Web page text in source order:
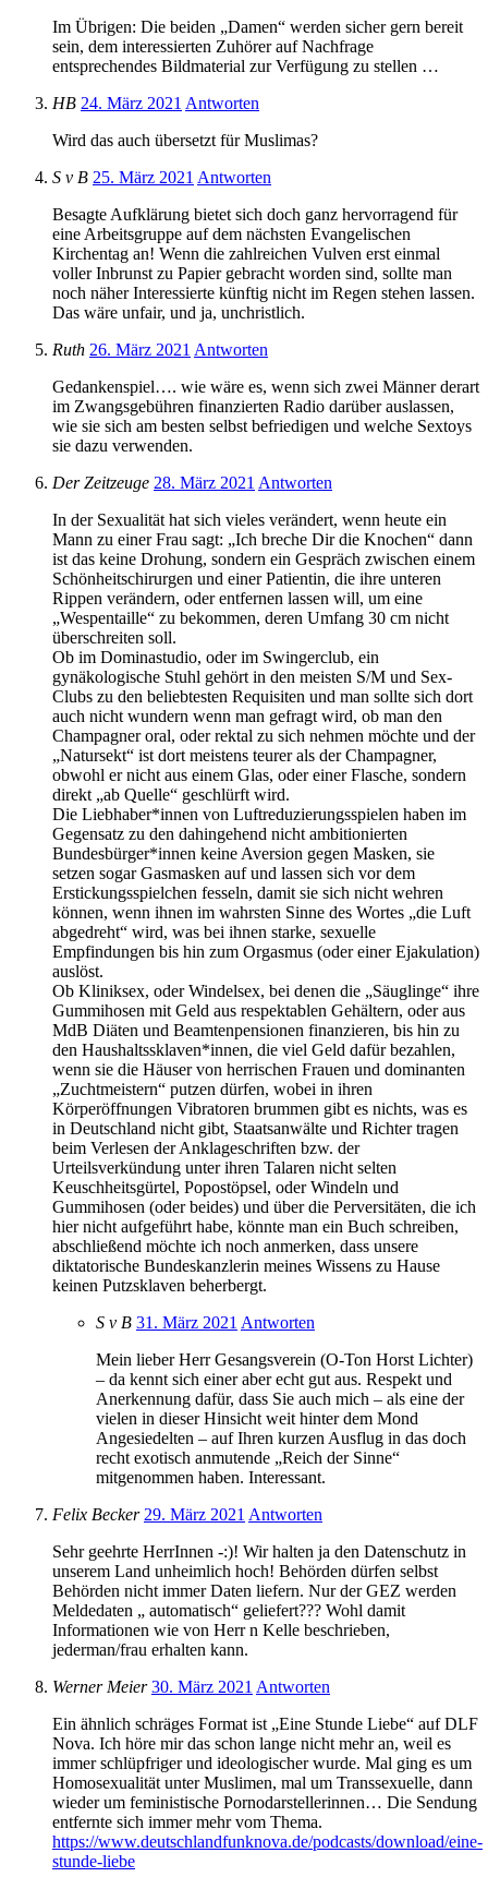
Im Übrigen: Die beiden „Damen“ werden sicher gern bereit
sein, dem interessierten Zuhörer auf Nachfrage
entsprechendes Bildmaterial zur Verfügung zu stellen …
HB 24. März 2021 Antworten
Wird das auch übersetzt für Muslimas?
S v B 25. März 2021 Antworten
Besagte Aufklärung bietet sich doch ganz hervorragend für
eine Arbeitsgruppe auf dem nächsten Evangelischen
Kirchentag an! Wenn die zahlreichen Vulven erst einmal
voller Inbrunst zu Papier gebracht worden sind, sollte man
noch näher Interessierte künftig nicht im Regen stehen lassen.
Das wäre unfair, und ja, unchristlich.
Ruth 26. März 2021 Antworten
Gedankenspiel…. wie wäre es, wenn sich zwei Männer derart
im Zwangsgebühren finanzierten Radio darüber auslassen,
wie sie sich am besten selbst befriedigen und welche Sextoys
sie dazu verwenden.
Der Zeitzeuge 28. März 2021 Antworten
In der Sexualität hat sich vieles verändert, wenn heute ein
Mann zu einer Frau sagt: „Ich breche Dir die Knochen“ dann
ist das keine Drohung, sondern ein Gespräch zwischen einem
Schönheitschirurgen und einer Patientin, die ihre unteren
Rippen verändern, oder entfernen lassen will, um eine
„Wespentaille“ zu bekommen, deren Umfang 30 cm nicht
überschreiten soll.
Ob im Dominastudio, oder im Swingerclub, ein
gynäkologische Stuhl gehört in den meisten S/M und Sex-
Clubs zu den beliebtesten Requisiten und man sollte sich dort
auch nicht wundern wenn man gefragt wird, ob man den
Champagner oral, oder rektal zu sich nehmen möchte und der
„Natursekt“ ist dort meistens teurer als der Champagner,
obwohl er nicht aus einem Glas, oder einer Flasche, sondern
direkt „ab Quelle“ geschlürft wird.
Die Liebhaber*innen von Luftreduzierungsspielen haben im
Gegensatz zu den dahingehend nicht ambitionierten
Bundesbürger*innen keine Aversion gegen Masken, sie
setzen sogar Gasmasken auf und lassen sich vor dem
Erstickungsspielchen fesseln, damit sie sich nicht wehren
können, wenn ihnen im wahrsten Sinne des Wortes „die Luft
abgedreht“ wird, was bei ihnen starke, sexuelle
Empfindungen bis hin zum Orgasmus (oder einer Ejakulation)
auslöst.
Ob Kliniksex, oder Windelsex, bei denen die „Säuglinge“ ihre
Gummihosen mit Geld aus respektablen Gehältern, oder aus
MdB Diäten und Beamtenpensionen finanzieren, bis hin zu
den Haushaltssklaven*innen, die viel Geld dafür bezahlen,
wenn sie die Häuser von herrischen Frauen und dominanten
„Zuchtmeistern“ putzen dürfen, wobei in ihren
Körperöffnungen Vibratoren brummen gibt es nichts, was es
in Deutschland nicht gibt, Staatsanwälte und Richter tragen
beim Verlesen der Anklageschriften bzw. der
Urteilsverkündung unter ihren Talaren nicht selten
Keuschheitsgürtel, Popostöpsel, oder Windeln und
Gummihosen (oder beides) und über die Perversitäten, die ich
hier nicht aufgeführt habe, könnte man ein Buch schreiben,
abschließend möchte ich noch anmerken, dass unsere
diktatorische Bundeskanzlerin meines Wissens zu Hause
keinen Putzsklaven beherbergt.
S v B 31. März 2021 Antworten
Mein lieber Herr Gesangsverein (O-Ton Horst Lichter)
– da kennt sich einer aber echt gut aus. Respekt und
Anerkennung dafür, dass Sie auch mich – als eine der
vielen in dieser Hinsicht weit hinter dem Mond
Angesiedelten – auf Ihren kurzen Ausflug in das doch
recht exotisch anmutende „Reich der Sinne“
mitgenommen haben. Interessant.
Felix Becker 29. März 2021 Antworten
Sehr geehrte HerrInnen -:)! Wir halten ja den Datenschutz in
unserem Land unheimlich hoch! Behörden dürfen selbst
Behörden nicht immer Daten liefern. Nur der GEZ werden
Meldedaten „ automatisch“ geliefert??? Wohl damit
Informationen wie von Herr n Kelle beschrieben,
jederman/frau erhalten kann.
Werner Meier 30. März 2021 Antworten
Ein ähnlich schräges Format ist „Eine Stunde Liebe“ auf DLF
Nova. Ich höre mir das schon lange nicht mehr an, weil es
immer schlüpfriger und ideologischer wurde. Mal ging es um
Homosexualität unter Muslimen, mal um Transsexuelle, dann
wieder um feministische Pornodarstellerinnen… Die Sendung
entfernte sich immer mehr vom Thema.
https://www.deutschlandfunknova.de/podcasts/download/eine-
stunde-liebe